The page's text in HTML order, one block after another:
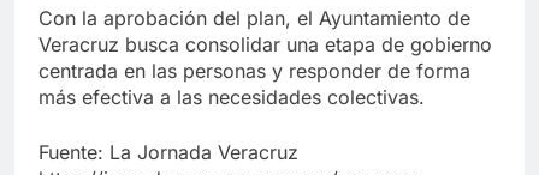
Con la aprobación del plan, el Ayuntamiento de
Veracruz busca consolidar una etapa de gobierno
centrada en las personas y responder de forma
más efectiva a las necesidades colectivas.
Fuente: La Jornada Veracruz